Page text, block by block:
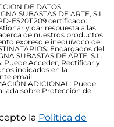
DE DATOS.
SUBASTAS DE ARTE, S.L.
ES2011209 certificado:
y dar respuesta a las
de nuestros productos
expreso e inequívoco del
Encargados del
SUBASTAS DE ARTE, S.L.
Puede Acceder, Rectificar y
indicados en la
email:
ADICIONAL: Puede
sobre Protección de
la Política de